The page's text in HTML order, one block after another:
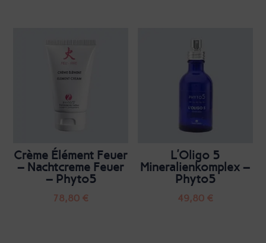
Crème Élément Feuer
– Nachtcreme Feuer
– Phyto5
78,80 €
L’Oligo 5
Mineralienkomplex –
Phyto5
49,80 €